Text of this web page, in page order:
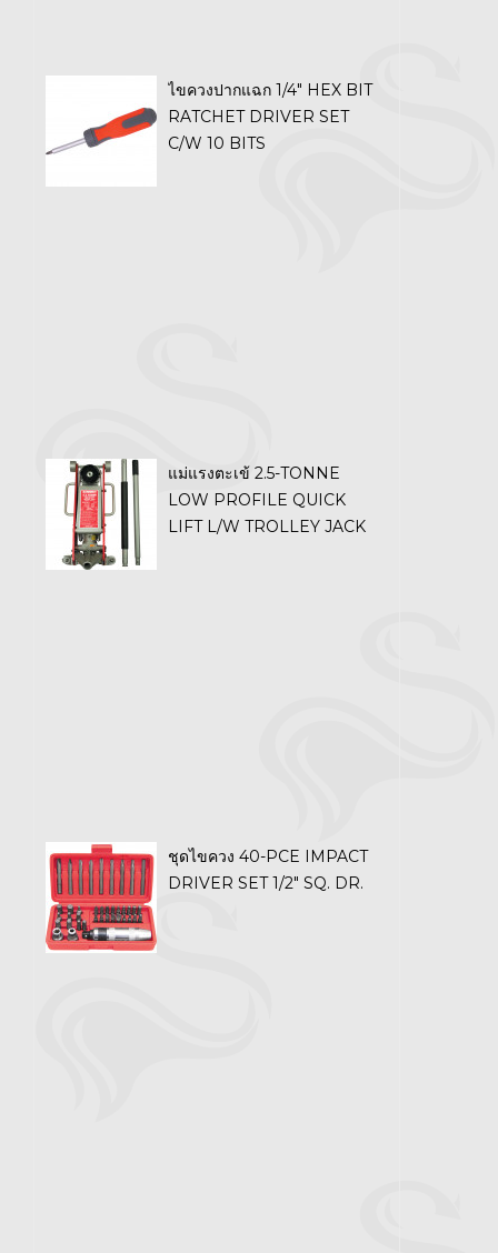
ไขควงปากแฉก 1/4" HEX BIT
RATCHET DRIVER SET
C/W 10 BITS
แม่แรงตะเข้ 2.5-TONNE
LOW PROFILE QUICK
LIFT L/W TROLLEY JACK
ชุดไขควง 40-PCE IMPACT
DRIVER SET 1/2" SQ. DR.